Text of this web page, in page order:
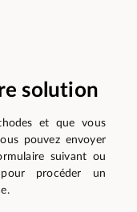
solution
et que vous
pouvez envoyer
suivant ou
procéder un